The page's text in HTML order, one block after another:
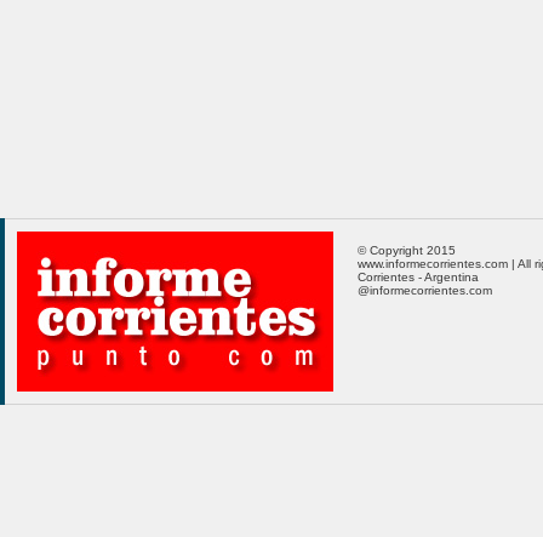
© Copyright 2015
www.informecorrientes.com | All
Corrientes - Argentina
@informecorrientes.com